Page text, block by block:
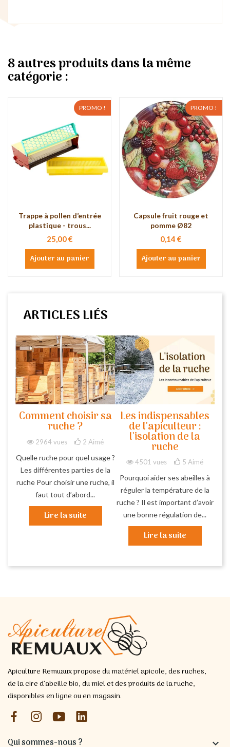
8 autres produits dans la même
catégorie :
PROMO !
Trappe à pollen d’entrée
plastique - trous...
25,00 €
Ajouter au panier
PROMO !
Capsule fruit rouge et
pomme Ø82
0,14 €
Ajouter au panier
ARTICLES LIÉS
Comment choisir sa
ruche ?
2964 vues 2 Aimé
Quelle ruche pour quel usage ?
Les différentes parties de la
ruche Pour choisir une ruche, il
faut tout d’abord...
Lire la suite
Les indispensables
de l'apiculteur :
l'isolation de la
ruche
4501 vues 5 Aimé
Pourquoi aider ses abeilles à
réguler la température de la
ruche ? Il est important d’avoir
une bonne régulation de...
Lire la suite
Apiculture Remuaux propose du matériel apicole, des ruches,
de la cire d’abeille bio, du miel et des produits de la ruche,
disponibles en ligne ou en magasin.
Qui sommes-nous ? 